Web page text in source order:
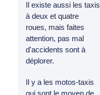
Il existe aussi les taxis
à deux et quatre
roues, mais faites
attention, pas mal
d'accidents sont à
déplorer.
Il y a les motos-taxis
qui sont le moyen de